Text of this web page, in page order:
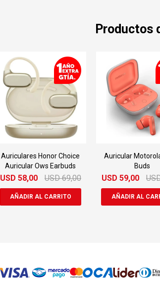
Productos
Auriculares Honor Choice
Auricular Ows Earbuds
USD 58,00 USD 69,00
Auricular
Buds
USD 59,00